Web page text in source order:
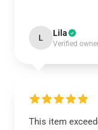
L Lila
Verified
This item